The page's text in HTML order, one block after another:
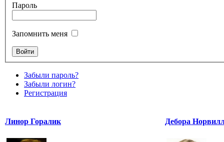
Пароль
Запомнить меня
Забыли пароль?
Забыли логин?
Регистрация
Линор Горалик Дебора